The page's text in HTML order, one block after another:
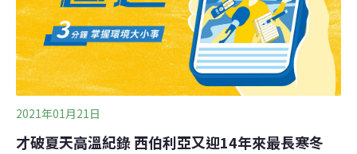
LLC）將關閉位於德州阿瑟港（Port Arthur）、日產60 萬
7000桶石油的國內最大煉油廠，瓦勒羅能源公司（Valero
Energy Corp.）與道達
2021年01月21日
才破夏天高溫紀錄 西伯利亞又迎14年來最長寒冬